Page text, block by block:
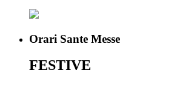
Orari Sante Messe
FESTIVE